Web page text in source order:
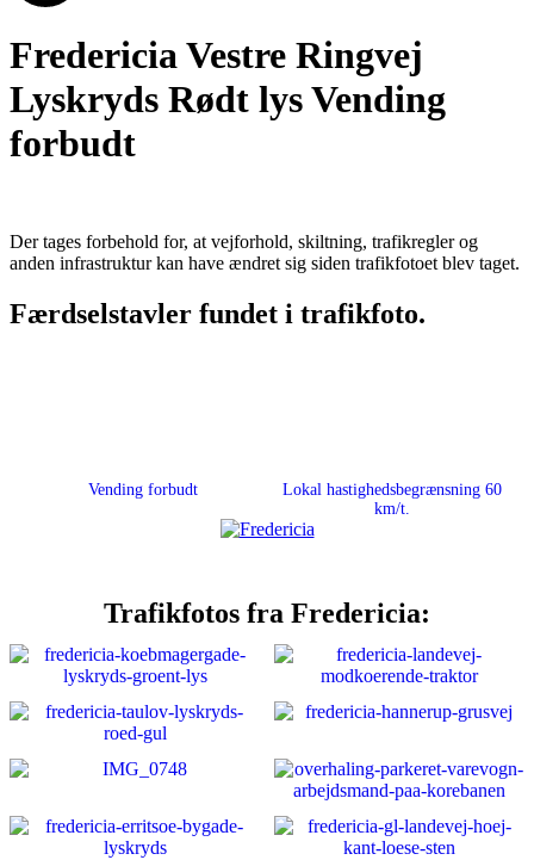
Fredericia Vestre Ringvej
Lyskryds Rødt lys Vending
forbudt
Der tages forbehold for, at vejforhold, skiltning, trafikregler og
anden infrastruktur kan have ændret sig siden trafikfotoet blev taget.
Færdselstavler fundet i trafikfoto.
Vending forbudt
Lokal hastighedsbegrænsning 60
km/t.
Trafikfotos fra Fredericia: